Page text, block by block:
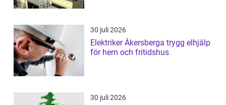
30 juli 2026
Elektriker Åkersberga trygg elhjälp
för hem och fritidshus
30 juli 2026